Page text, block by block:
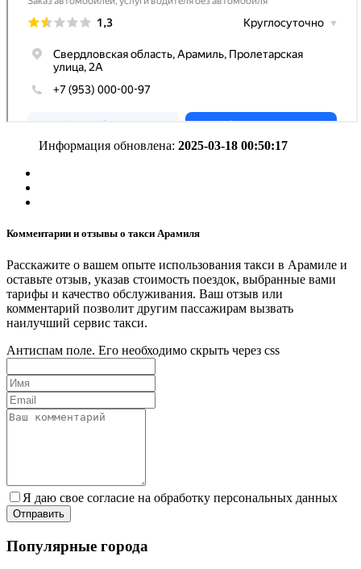
Информация обновлена: 2025-03-18 00:50:17
Комментарии и отзывы о такси Арамиля
Расскажите о вашем опыте использования такси в Арамиле и
оставьте отзыв, указав стоимость поездок, выбранные вами
тарифы и качество обслуживания. Ваш отзыв или
комментарий позволит другим пассажирам вызвать
наилучший сервис такси.
Антиспам поле. Его необходимо скрыть через css
Я даю свое согласие на обработку персональных данных
Популярные города